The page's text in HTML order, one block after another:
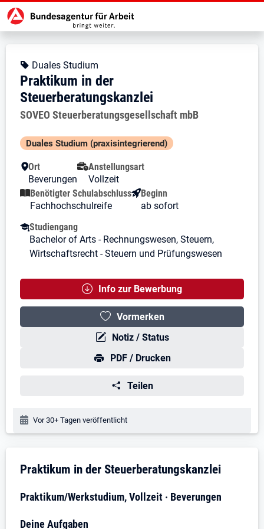
Zur Jobsuche Startseite
Stellendetails zu: Praktikum in
Praktikum in der
Praktikum in der
Kopfbereich
Angebotsart:
Duales Studium
Praktikum in der
Steuerberatungskanzlei
Arbeitgeber:
SOVEO Steuerberatungsgesellschaft mbB
Besondere Merkmale
Duales Studium (praxis­integrierend)
Ort
Beverungen
Anstellungsart
Vollzeit
Benötigter Schulabschluss
Fachhochschulreife
Beginn
ab sofort
Studiengang
Bachelor of Arts - Rechnungswesen, Steuern,
Wirtschaftsrecht - Steuern und Prüfungswesen
Info zur Bewerbung
Vormerken
Notiz / Status
PDF / Drucken
Teilen
Veröffentlichungsdatum:
Vor 30+ Tagen veröffentlicht
Stellenbeschreibung
Praktikum in der Steuerberatungskanzlei
Praktikum/Werkstudium, Vollzeit · Beverungen
Deine Aufgaben